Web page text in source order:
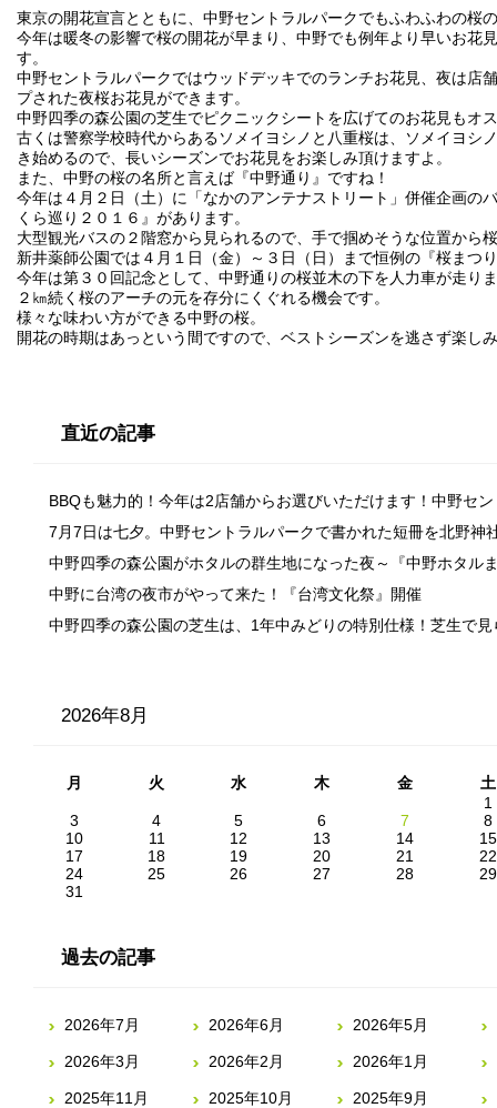
東京の開花宣言とともに、中野セントラルパークでもふわふわの桜
今年は暖冬の影響で桜の開花が早まり、中野でも例年より早いお花
す。
中野セントラルパークではウッドデッキでのランチお花見、夜は店
プされた夜桜お花見ができます。
中野四季の森公園の芝生でピクニックシートを広げてのお花見もオ
古くは警察学校時代からあるソメイヨシノと八重桜は、ソメイヨシ
き始めるので、長いシーズンでお花見をお楽しみ頂けますよ。
また、中野の桜の名所と言えば『中野通り』ですね！
今年は４月２日（土）に「なかのアンテナストリート」併催企画の
くら巡り２０１６』があります。
大型観光バスの２階窓から見られるので、手で掴めそうな位置から
新井薬師公園では４月１日（金）～３日（日）まで恒例の『桜まつ
今年は第３０回記念として、中野通りの桜並木の下を人力車が走り
２㎞続く桜のアーチの元を存分にくぐれる機会です。
様々な味わい方ができる中野の桜。
開花の時期はあっという間ですので、ベストシーズンを逃さず楽し
直近の記事
BBQも魅力的！今年は2店舗からお選びいただけます！中野セ
7月7日は七夕。中野セントラルパークで書かれた短冊を北野神
中野四季の森公園がホタルの群生地になった夜～『中野ホタル
中野に台湾の夜市がやって来た！『台湾文化祭』開催
中野四季の森公園の芝生は、1年中みどりの特別仕様！芝生で
2026年8月
月 火 水 木 金
土
1
3
4 5 6 7
8
10
11 12 13 14
15
17
18 19 20 21
22
24
25 26 27 28
29
31
過去の記事
2026年7月 2026年6月 2026年5月
2026年3月 2026年2月 2026年1月
2025年11月 2025年10月 2025年9月